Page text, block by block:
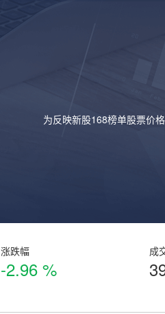
为反映新股168榜单股票价
涨跌幅
-2.96 %
成